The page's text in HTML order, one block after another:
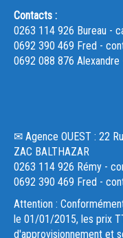
Contacts :
0263 114 926 Bureau -
0692 390 469 Fred -
0692 088 876 Alexandre
✉ Agence OUEST : 22
ZAC BALTHAZAR
0263 114 926 Rémy -
0692 390 469 Fred -
Attention :
le 01/01/2015, les prix
d'approvisionnement et